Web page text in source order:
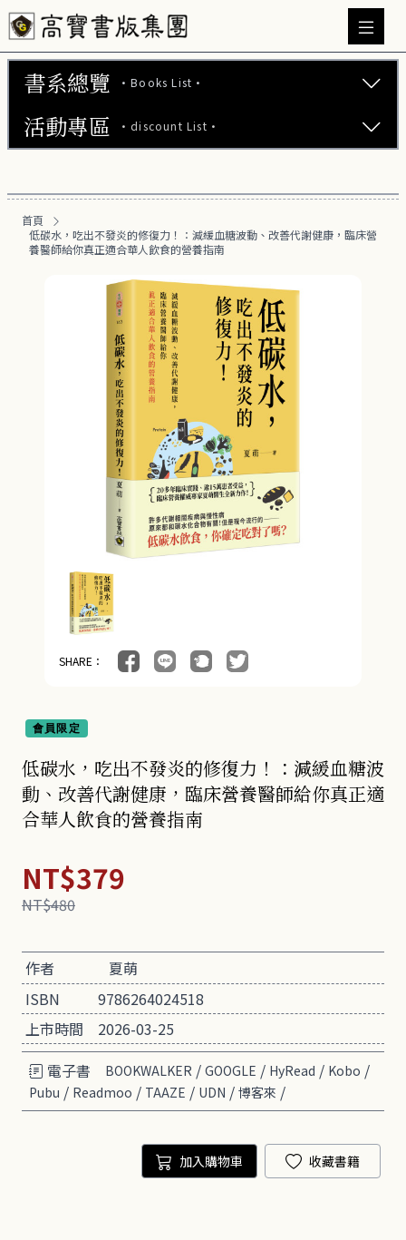
書系總覽 ·Books List·
文學小說 (737)
商業財經 (100)
醫療保健 (55)
親子教養 (13)
人文史哲 (73)
活動專區 ·discount List·
【2本7折】高寶小說系列全圖鑑書展
【66折】高寶小說系列全圖鑑書展
首頁
低碳水，吃出不發炎的修復力！：減緩血糖波動、改善代謝健康，臨床營
養醫師給你真正適合華人飲食的營養指南
SHARE：
會員限定
低碳水，吃出不發炎的修復力！：減緩血糖波
動、改善代謝健康，臨床營養醫師給你真正適
合華人飲食的營養指南
NT$379
NT$480
作者
夏萌
ISBN
9786264024518
上市時間
2026-03-25
電子書
BOOKWALKER / GOOGLE / HyRead / Kobo /
Pubu / Readmoo / TAAZE / UDN / 博客來 /
加入購物車 收藏書籍